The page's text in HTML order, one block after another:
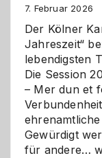
7. Februar 2026
Der Kölner
Jahreszeit“
lebendigsten
Die Session
– Mer dun et
Gewürdigt
für andere…